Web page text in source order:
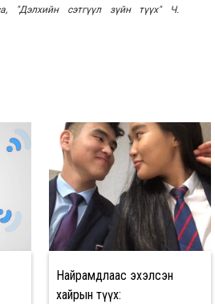
"Дэлхийн сэтгүүл зүйн түүх" Ч.
Найрамдлаас эхэлсэн
хайрын түүх: